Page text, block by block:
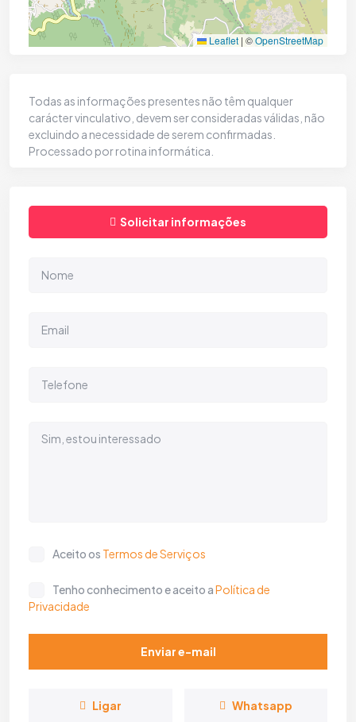
Leaflet | ©OpenStreetMap
Todas as informações presentes não têm qualquer
carácter vinculativo, devem ser consideradas válidas, não
excluindo a necessidade de serem confirmadas.
Processado por rotina informática.
Solicitar informações
Aceito os Termos de Serviços
Tenho conhecimento e aceito aPolítica de
Privacidade
Enviar e-mail
Ligar Whatsapp